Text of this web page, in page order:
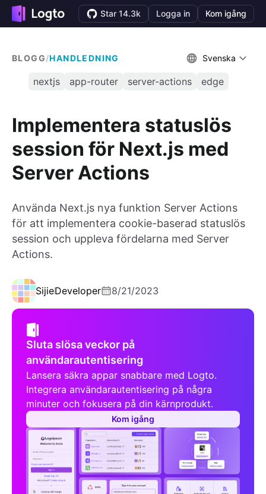
Star 14.3k Logga in Kom igång
BLOGG/HANDLEDNING Svenska
nextjs app-router server-actions edge
Implementera statuslös
session för Next.js med
Server Actions
Använda Next.js nya funktion Server Actions
för att implementera cookie-baserad statuslös
session och uppleva fördelarna med Server
Actions.
SijieDeveloper 8/21/2023
Sluta slösa veckor på
användarautentisering
Lansera säkra appar snabbare med Logto.
Integrera användarautentisering på några
minuter och fokusera på din kärnprodukt.
Kom igång